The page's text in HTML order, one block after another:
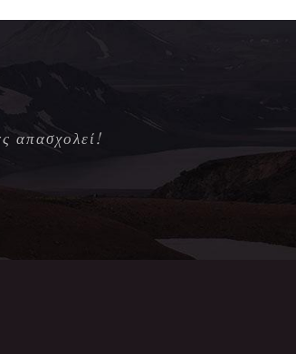
απασχολεί!